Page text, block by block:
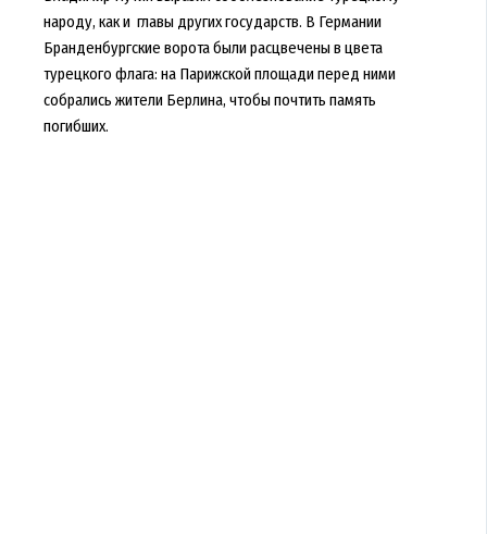
народу, как и главы других государств. В Германии
Бранденбургские ворота были расцвечены в цвета
турецкого флага: на Парижской площади перед ними
собрались жители Берлина, чтобы почтить память
погибших.